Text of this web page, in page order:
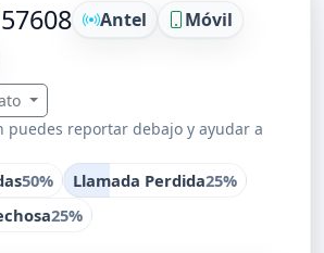
Antel
Móvil
puedes reportar debajo y ayudar a
50% Llamada Perdida25%
25%